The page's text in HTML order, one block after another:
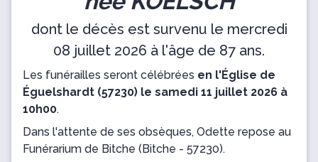
dont le décès est survenu le mercredi
08 juillet 2026 à l'âge de 87 ans.
Les funérailles seront célébrées en l'Église de
Éguelshardt (57230) le samedi 11 juillet 2026 à
10h00.
Dans l'attente de ses obsèques, Odette repose au
Funérarium de Bitche (Bitche - 57230).